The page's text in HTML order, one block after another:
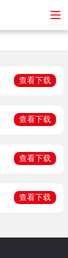
查看下载
查看下载
查看下载
查看下载